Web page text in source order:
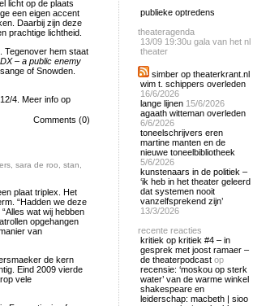
licht op de plaats
een eigen accent
Daarbij zijn deze
prachtige lichtheid.
Tegenover hem staat
– a public enemy
of Snowden.
4. Meer info op
Comments (0)
sara de roo stan
plaat triplex. Het
“Hadden we deze
wat wij hebben
opgehangen
van
de kern
Eind 2009 vierde
vele
publieke optredens
theateragenda
13/09 19:30u gala van het nl
theater
simber op theaterkrant.nl
wim t. schippers overleden
16/6/2026
lange lijnen 15/6/2026
agaath witteman overleden
6/6/2026
toneelschrijvers eren
martine manten en de
nieuwe toneelbibliotheek
5/6/2026
kunstenaars in de politiek –
‘ik heb in het theater geleerd
dat systemen nooit
vanzelfsprekend zijn’
13/3/2026
recente reacties
kritiek op kritiek #4 – in
gesprek met joost ramaer –
de theaterpodcast op
recensie: ‘moskou op sterk
water’ van de warme winkel
shakespeare en
leiderschap: macbeth | sioo